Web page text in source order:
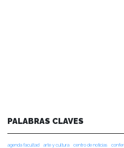
PALABRAS CLAVES
agenda facultad arte y cultura centro de noticias